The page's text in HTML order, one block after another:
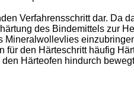
Verfahrensschritt dar. Da
des Bindemittels zur
den Härteschritt häufig
Härteofen hindurch